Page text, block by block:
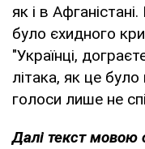
як і в
було єхидного
"Українці,
літака, як це
голоси лише не
Далі текст мовою